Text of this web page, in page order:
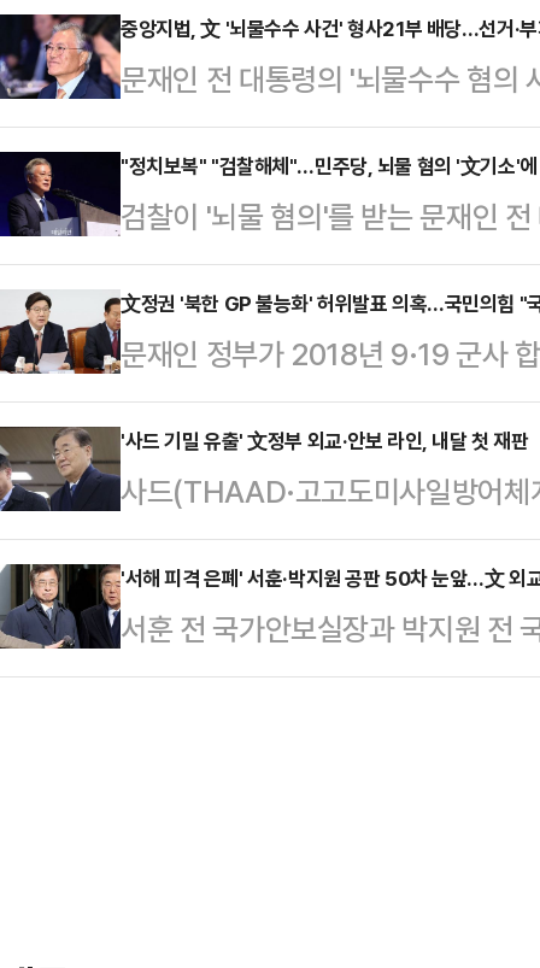
중앙지법, 文 '뇌물수수 사건' 형사21부 배당…선거·
문재인 전 대통령의 '뇌물수수 혐의
다.25일 법조계에 따르면 서울중앙
의 사건'을 형사합의21부(이현복
거·부패범죄 사건을 전담한다.재
는 서울중앙지법 판사와 법원행정
원장 등을 지내고 올해 서울중앙지
대법관이던 시절 재판연구관으로
주지검은 전날 문 전 대통령을 …
"정치보복" "검찰해체"…민주당, 뇌물 혐의 '文기소'
검찰이 '뇌물 혐의'를 받는 문재인
당 대선 경선 후보들이 일제히 "검
"대선에 영향을 미치려는 정치적
강유정 대변인은 24일 입장문을 통
복이 명백해 보인다"며 "검찰은 부
대변인은 "검찰은 범죄의 정황이
기소하고, 윤석열의 구속취소는 항
사에 대해서는 …
文정권 '북한 GP 불능화' 허위발표 의혹…국민의힘 "
문재인 정부가 2018년 9·19 군사
시초소(GP) 일부를 철수 시킬 때
면서도 "북한 GP가 불능화됐다"고
불어민주당을 맹렬히 비판했다.호
가 북한 GP와 관련한 허위사실을
을 내서 "이런 정치세력이 또 국민
다.보도에 따르면 문재인 정부는 북
병력을 배치했…
'사드 기밀 유출' 文정부 외교·안보 라인, 내달 첫 재판
사드(THAAD·고고도미사일방어
출한 혐의 등으로 재판에 넘겨진 정
교·안보 책임자들의 첫 재판이 다
앙지방법원 형사합의27부(우인성
두 전 국방부 장관, 서주석 전 국가
'서해 피격 은폐' 서훈·박지원 공판 50차 눈앞…文 외
서훈 전 국가안보실장과 박지원 전
은폐' 공판이 50차를 앞두고 있다.